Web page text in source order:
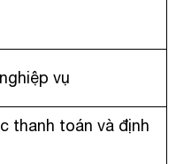
vụ
thanh toán và định